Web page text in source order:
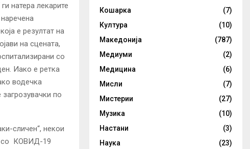
ги натера лекарите
е резултат на
на сцената,
со
Иако е ретка
водечка
по
сличен“, некои
со КОВИД-19
Кошарка
(7)
Култура
(10)
Македонија
(787)
Медиуми
(2)
Медицина
(6)
Мисли
(7)
Мистерии
(27)
Музика
(10)
Настани
(3)
Наука
(23)